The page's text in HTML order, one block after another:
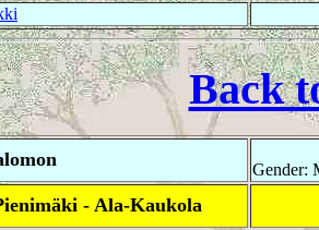
Back
Gender:
- Ala-Kaukola